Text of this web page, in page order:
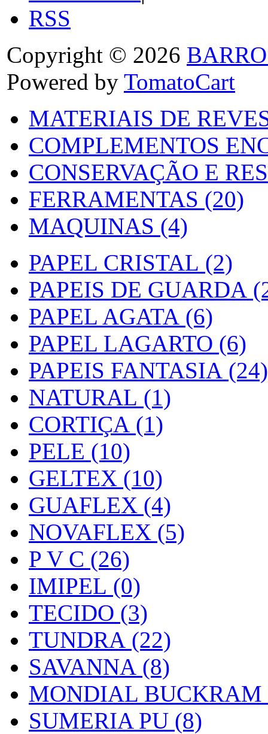
RSS
Copyright © 2026
Powered by TomatoCart
MATERIAIS DE
COMPLEMENTOS
CONSERVAÇÃO E
FERRAMENTAS (20)
MAQUINAS (4)
PAPEL CRISTAL (2)
PAPEIS DE GUARDA
PAPEL AGATA (6)
PAPEL LAGARTO (6)
PAPEIS FANTASIA (24)
NATURAL (1)
CORTIÇA (1)
PELE (10)
GELTEX (10)
GUAFLEX (4)
NOVAFLEX (5)
P V C (26)
IMIPEL (0)
TECIDO (3)
TUNDRA (22)
SAVANNA (8)
MONDIAL BUCKRAM
SUMERIA PU (8)